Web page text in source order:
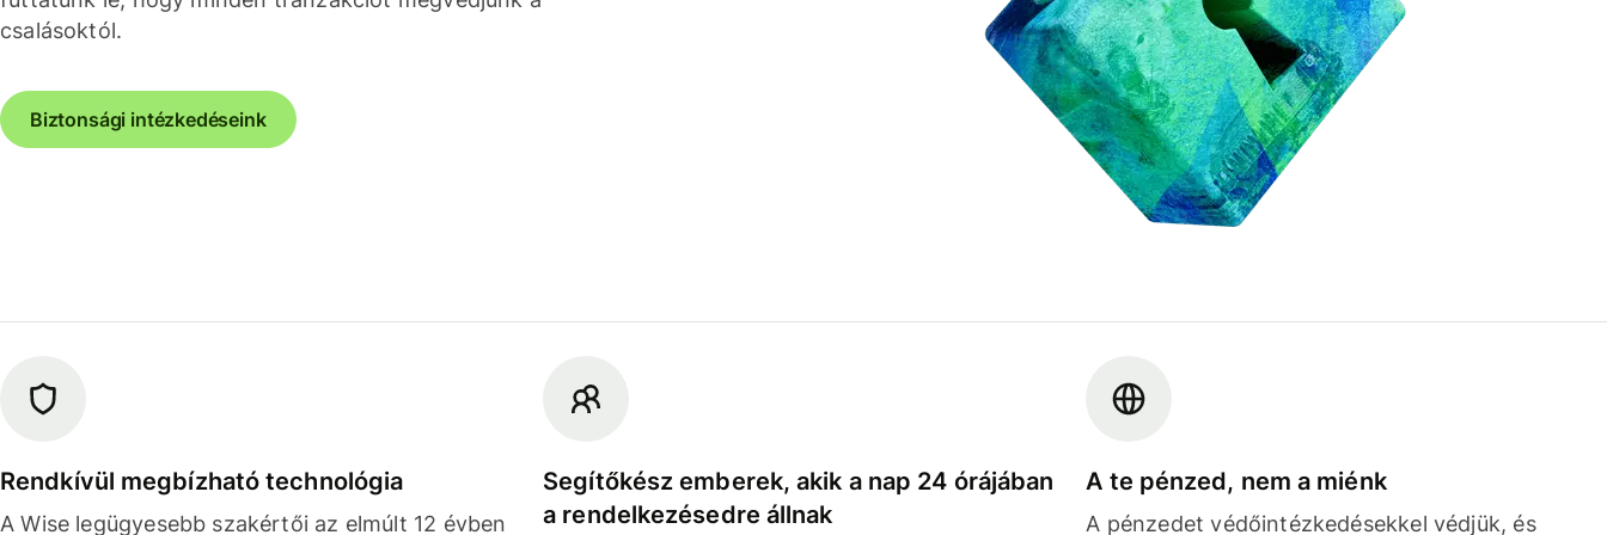
csalásoktól.
Biztonsági intézkedéseink
Rendkívül megbízható technológia
A Wise legügyesebb szakértői az elmúlt 12 évben
Segítőkész emberek, akik a nap 24 órájában
a rendelkezésedre állnak
A te pénzed, nem a miénk
A pénzedet védőintézkedésekkel védjük, és